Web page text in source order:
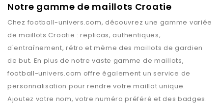
Notre gamme de maillots Croatie
Chez football-univers.com, découvrez une gamme variée
de maillots Croatie : replicas, authentiques,
d'entraînement, rétro et même des maillots de gardien
de but. En plus de notre vaste gamme de maillots,
football-univers.com offre également un service de
personnalisation pour rendre votre maillot unique.
Ajoutez votre nom, votre numéro préféré et des badges.